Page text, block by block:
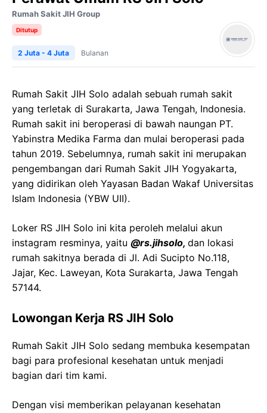
Rumah Sakit JIH Group
Ditutup
2 Juta - 4 Juta Bulanan
Rumah Sakit JIH Solo adalah sebuah rumah sakit
yang terletak di Surakarta, Jawa Tengah, Indonesia.
Rumah sakit ini beroperasi di bawah naungan PT.
Yabinstra Medika Farma dan mulai beroperasi pada
tahun 2019. Sebelumnya, rumah sakit ini merupakan
pengembangan dari Rumah Sakit JIH Yogyakarta,
yang didirikan oleh Yayasan Badan Wakaf Universitas
Islam Indonesia (YBW UII).
Loker RS JIH Solo ini kita peroleh melalui akun
instagram resminya, yaitu @rs.jihsolo, dan lokasi
rumah sakitnya berada di Jl. Adi Sucipto No.118,
Jajar, Kec. Laweyan, Kota Surakarta, Jawa Tengah
57144.
Lowongan Kerja RS JIH Solo
Rumah Sakit JIH Solo sedang membuka kesempatan
bagi para profesional kesehatan untuk menjadi
bagian dari tim kami.
Dengan visi memberikan pelayanan kesehatan